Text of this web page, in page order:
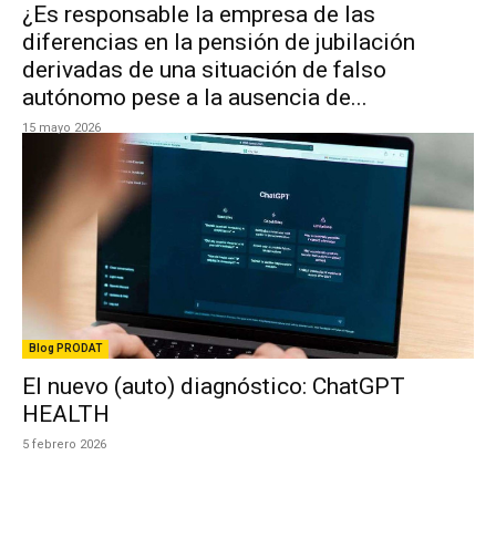
¿Es responsable la empresa de las
diferencias en la pensión de jubilación
derivadas de una situación de falso
autónomo pese a la ausencia de...
15 mayo 2026
Blog PRODAT
El nuevo (auto) diagnóstico: ChatGPT
HEALTH
5 febrero 2026